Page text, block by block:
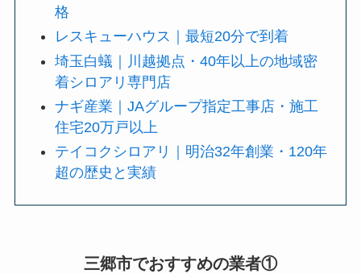
格
レスキューハウス｜最短20分で到着
埼玉白蟻｜川越拠点・40年以上の地域密
着シロアリ専門店
ナギ産業｜JAグループ指定工事店・施工
住宅20万戸以上
テイコクシロアリ｜明治32年創業・120年
超の歴史と実績
三郷市でおすすめの業者①